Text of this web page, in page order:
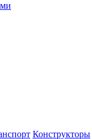
Конструкторы